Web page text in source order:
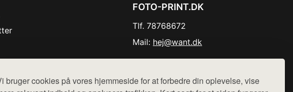
bruger cookies på vores hjemmeside for at forbedre din oplevelse, vise
FOTO-PRINT.DK
Tlf. 78768672
Mail: hej@want.dk